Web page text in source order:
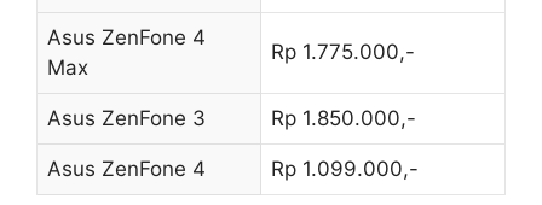
Asus ZenFone 4
Max
Rp 1.775.000,-
Asus ZenFone 3 Rp 1.850.000,-
Asus ZenFone 4 Rp 1.099.000,-